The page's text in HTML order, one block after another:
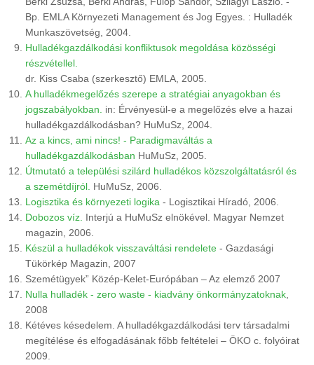
Bp. EMLA Környezeti Management és Jog Egyes. : Hulladék
Munkaszövetség, 2004.
Hulladékgazdálkodási konfliktusok megoldása közösségi
részvétellel.
dr. Kiss Csaba (szerkesztő) EMLA, 2005.
A hulladékmegelőzés szerepe a stratégiai anyagokban és
jogszabályokban.
in: Érvényesül-e a megelőzés elve a hazai
hulladékgazdálkodásban? HuMuSz, 2004.
Az a kincs, ami nincs! - Paradigmaváltás a
hulladékgazdálkodásban HuMuSz, 2005.
Útmutató a települési szilárd hulladékos közszolgáltatásról és
a szemétdíjról. HuMuSz, 2006.
Logisztika és környezeti logika - Logisztikai Híradó, 2006.
Dobozos víz. Interjú a HuMuSz elnökével. Magyar Nemzet
magazin, 2006.
Készül a hulladékok visszaváltási rendelete - Gazdasági
Tükörkép Magazin, 2007
Szemétügyek” Közép-Kelet-Európában – Az elemző 2007
Nulla hulladék - zero waste - kiadvány önkormányzatoknak
2008
Kétéves késedelem. A hulladékgazdálkodási terv társadalmi
megítélése és elfogadásának főbb feltételei – ÖKO c. folyóirat
2009.